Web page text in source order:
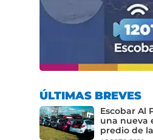
ÚLTIMAS BREVES
Escobar Al
una nueva
predio de